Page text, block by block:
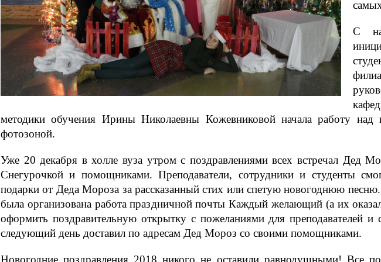
С
методики обучения Ирины Николаевны Кожевниковой начала работу
фотозоной.
Уже 20 декабря в холле вуза утром с поздравлениями всех встречал Дед
Снегурочкой и помощниками. Преподаватели, сотрудники и студенты
подарки от Деда Мороза за рассказанный стих или спетую новогоднюю
была организована работа праздничной почты Каждый желающий (а их
оформить поздравительную открытку с пожеланиями для преподавателей и
следующий день доставил по адресам Дед Мороз со своими помощниками.
Новогодние поздравления 2018 никого не оставили равнодушными! Все